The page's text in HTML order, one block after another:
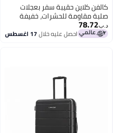
2
كالفن كلاين حقيبة سفر بعجلات
صلبة مقاومة للحشرات، خفيفة
الوزن للغاية من مادة ، بعجلات
مزدوجة رباعية
د.ب‏78.72
احصل عليه خلال17 اغسطس